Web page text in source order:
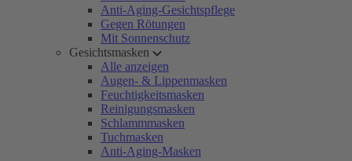
Anti-Aging-Gesichtspflege
Gegen Rötungen
Mit Sonnenschutz
Gesichtsmasken
Alle anzeigen
Augen- & Lippenmasken
Feuchtigkeitsmasken
Reinigungsmasken
Schlammmasken
Tuchmasken
Anti-Aging-Masken